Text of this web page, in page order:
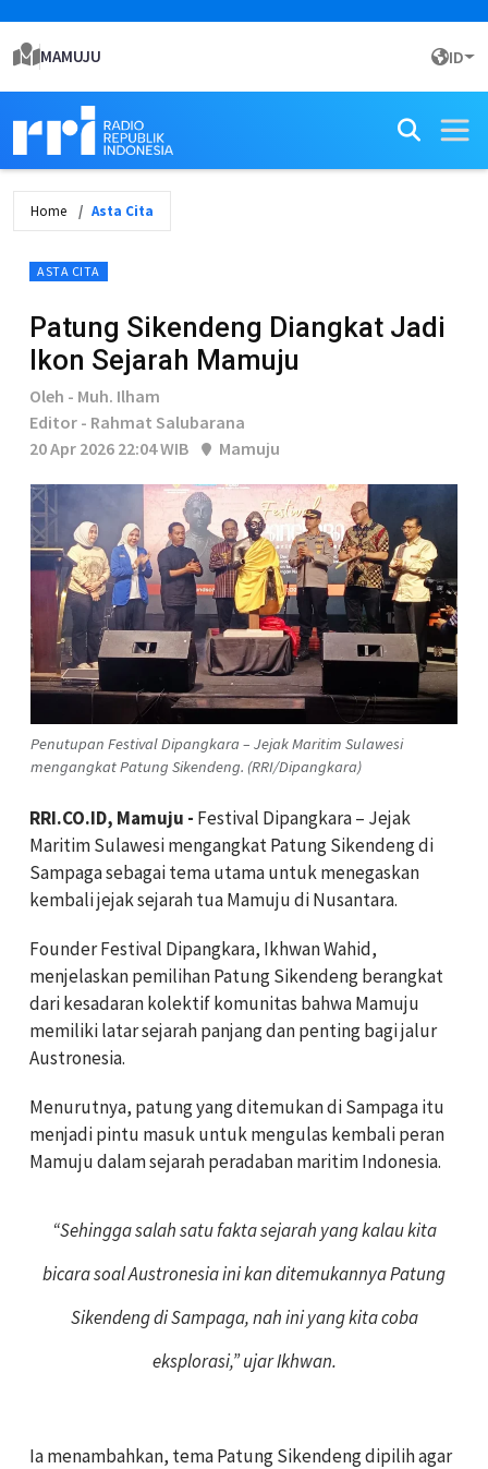
MAMUJU ID
Home Asta Cita
ASTA CITA
Patung Sikendeng Diangkat Jadi
Ikon Sejarah Mamuju
Oleh - Muh. Ilham
Editor - Rahmat Salubarana
20 Apr 2026 22:04 WIB
Mamuju
Penutupan Festival Dipangkara – Jejak Maritim Sulawesi
mengangkat Patung Sikendeng. (RRI/Dipangkara)
RRI.CO.ID, Mamuju - Festival Dipangkara – Jejak
Maritim Sulawesi mengangkat Patung Sikendeng di
Sampaga sebagai tema utama untuk menegaskan
kembali jejak sejarah tua Mamuju di Nusantara.
Founder Festival Dipangkara, Ikhwan Wahid,
menjelaskan pemilihan Patung Sikendeng berangkat
dari kesadaran kolektif komunitas bahwa Mamuju
memiliki latar sejarah panjang dan penting bagi jalur
Austronesia.
Menurutnya, patung yang ditemukan di Sampaga itu
menjadi pintu masuk untuk mengulas kembali peran
Mamuju dalam sejarah peradaban maritim Indonesia.
“Sehingga salah satu fakta sejarah yang kalau kita
bicara soal Austronesia ini kan ditemukannya Patung
Sikendeng di Sampaga, nah ini yang kita coba
eksplorasi,” ujar Ikhwan.
Ia menambahkan, tema Patung Sikendeng dipilih agar